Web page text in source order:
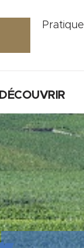
Pratique
DÉCOUVRIR